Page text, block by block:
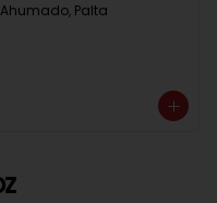
Palta